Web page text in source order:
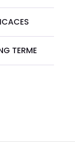
TERME